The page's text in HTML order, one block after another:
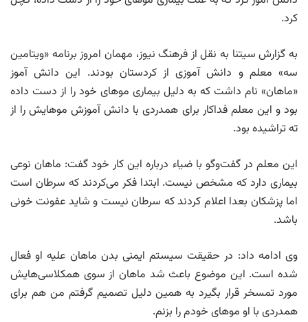
کرد.
به گزارش سیتنا به نقل از فرهنگ نیوز، مهمان امروز برنامه «ویتامین
سه» معلم و دانش آموزی از کردستان بودند. این دانش آموز
«ماهان» نام داشت که به دلیل بیماری موهای خود را از دست داده
بود و این معلم فداکار برای همدردی با دانش آموزش موهایش را از
ته تراشیده بود.
این معلم در گفت‌وگو با ضیاء درباره این کار خود گفت: ماهان نوعی
بیماری دارد که مشخص نیست. ابتدا فکر می‌کردند که سرطان است
اما پزشکان بعدا اعلام کردند که سرطان نیست و شاید عفونت خونی
باشد.
وی ادامه داد: در حقیقت سیستم ایمنی بدن ماهان علیه او فعال
شده است. این موضوع باعث شد ماهان از سوی همکلاسی‌هایش
مورد تمسخر قرار بگیرد به همین دلیل تصمیم گرفتم من هم برای
همدردی با او موهای خودم را بزنم.